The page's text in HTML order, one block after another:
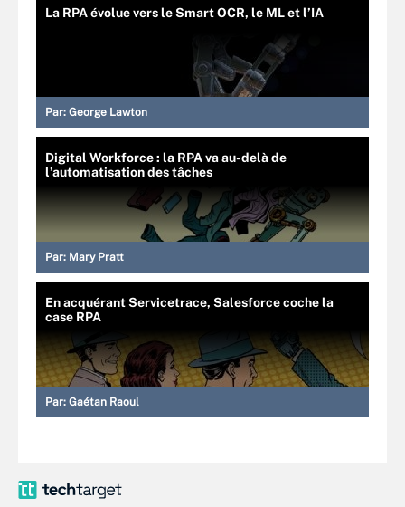
La RPA évolue vers le Smart OCR, le ML et l’IA
Par: George Lawton
Digital Workforce : la RPA va au-delà de
l’automatisation des tâches
Par: Mary Pratt
En acquérant Servicetrace, Salesforce coche la
case RPA
Par: Gaétan Raoul